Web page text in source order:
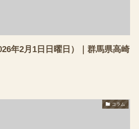
年2月1日日曜日）｜群馬県高崎
コラム